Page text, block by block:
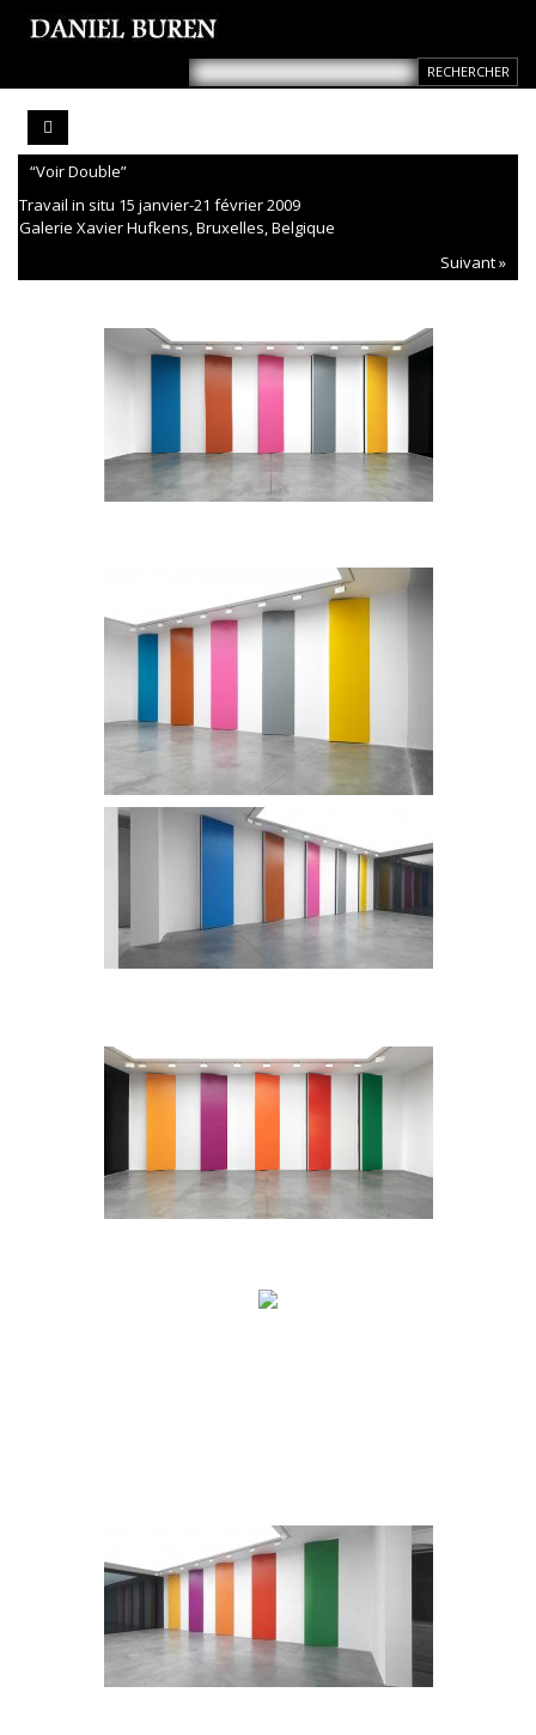
“Voir Double”
Travail in situ 15 janvier-21 février 2009
Galerie Xavier Hufkens, Bruxelles, Belgique
Suivant »